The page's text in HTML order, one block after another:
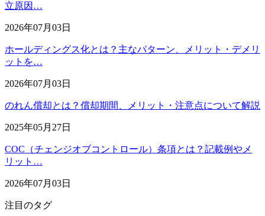
立原因…
2026年07月03日
ホールディングス化とは？主なパターン、メリット・デメリ
ットを…
2026年07月03日
のれん償却とは？償却期間、メリット・注意点について解説
2025年05月27日
COC（チェンジオブコントロール）条項とは？記載例やメ
リット…
2026年07月03日
注目のタグ